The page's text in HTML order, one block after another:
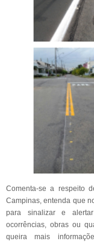
Comenta-se a respeito
Campinas, entenda que
para sinalizar e
ocorrências, obras ou
queira mais